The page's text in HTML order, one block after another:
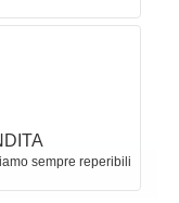
sempre reperibili